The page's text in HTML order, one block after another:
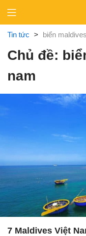
content
Tin tức > biển
Chủ đề:
nam
7 Maldives Việt